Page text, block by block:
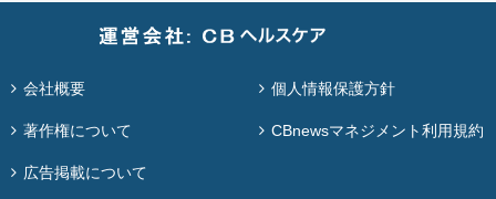
会社概要 個人情報保護方針
著作権について CBnewsマネジメント利用規約
広告掲載について